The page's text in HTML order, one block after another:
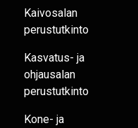
Kaivosalan
perustutkinto
Kasvatus- ja
ohjausalan
perustutkinto
Kone- ja